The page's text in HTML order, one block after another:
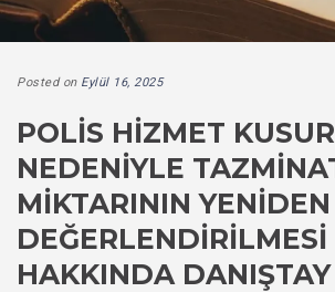
Posted on Eylül 16, 2025
POLIS HIZMET
NEDENIYLE
MIKTARININ YENIDEN
DEĞERLENDIRILMESI
HAKKINDA